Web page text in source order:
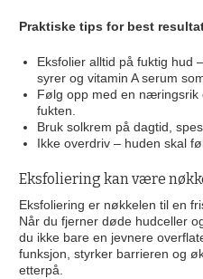
Praktiske tips for best
Eksfolier alltid på fuktig hud
syrer og vitamin A serum
Følg opp med en næringsrik
fukten.
Bruk solkrem på dagtid,
Ikke overdriv – huden skal
Eksfoliering kan være
Eksfoliering er nøkkelen til en
Når du fjerner døde hudceller
du ikke bare en jevnere
funksjon, styrker barrieren og
etterpå.